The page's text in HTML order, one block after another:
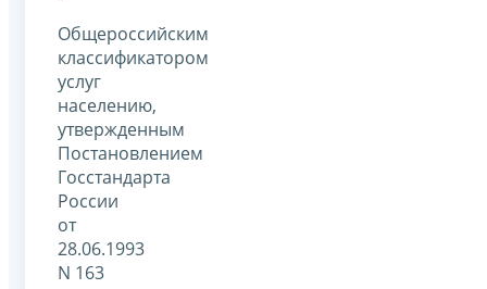
Общероссийским
классификатором
услуг
населению,
утвержденным
Постановлением
Госстандарта
России
от
28.06.1993
N 163